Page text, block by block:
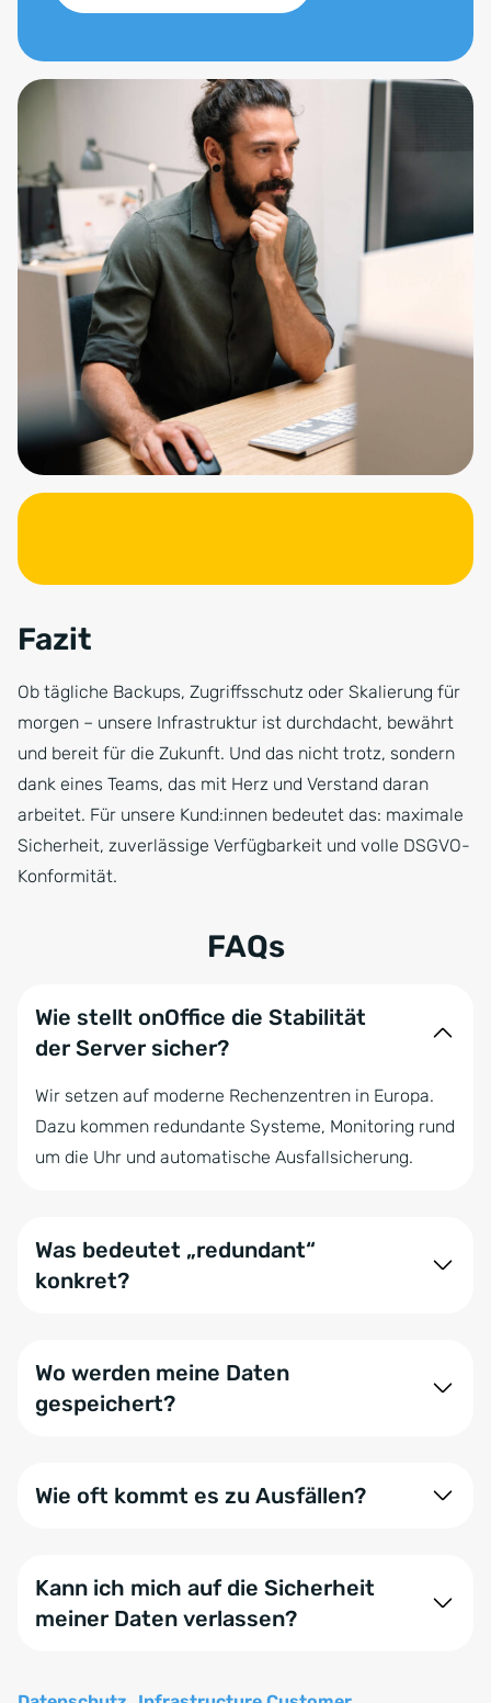
Fazit
Ob tägliche Backups, Zugriffsschutz oder Skalierung für
morgen – unsere Infrastruktur ist durchdacht, bewährt
und bereit für die Zukunft. Und das nicht trotz, sondern
dank eines Teams, das mit Herz und Verstand daran
arbeitet. Für unsere Kund:innen bedeutet das: maximale
Sicherheit, zuverlässige Verfügbarkeit und volle DSGVO-
Konformität.
FAQs
Wie stellt onOffice die Stabilität
der Server sicher?
Wir setzen auf moderne Rechenzentren in Europa.
Dazu kommen redundante Systeme, Monitoring rund
um die Uhr und automatische Ausfallsicherung.
Was bedeutet „redundant“
konkret?
Fällt ein Server aus, übernimmt automatisch ein
anderer – ohne dass Sie es merken.
Wo werden meine Daten
gespeichert?
Damit gelten strenge Datenschutzstandards – ein
Wie oft kommt es zu Ausfällen?
Infrastruktur erreichen wir eine sehr hohe Uptime –
also minimale Ausfallzeiten.
Kann ich mich auf die Sicherheit
meiner Daten verlassen?
arbeiten mit aktuellen Sicherheitsstandards,